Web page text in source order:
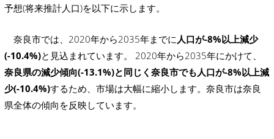
予想(将来推計人口)を以下に示します。
奈良市では、2020年から2035年までに 人口が-8%以上減少
(-10.4%)と見込まれています。 2020年から2035年にかけて、
奈良県の減少傾向(-13.1%)と同じく奈良市でも人口が-8%以上減
少(-10.4%)するため、市場は大幅に縮小します。奈良市は奈良
県全体の傾向を反映しています。